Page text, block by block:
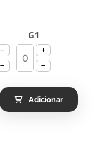
G1
Adicionar